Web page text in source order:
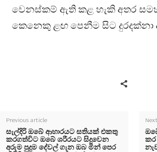
වෙනස්කම් ඇති කළ හැකි අතර
කෙනෙකු ළඟ පෙනීම සිට දුරදක්නා
Previous article
සැල්දිරි ඔබේ ආහාරයට සතියක් එකතු
කරගත්විට ඔබේ ශරීරයට සිදුවෙන
අරුම පුදුම දේවල් ගැන ඔබ මින් පෙර
කර